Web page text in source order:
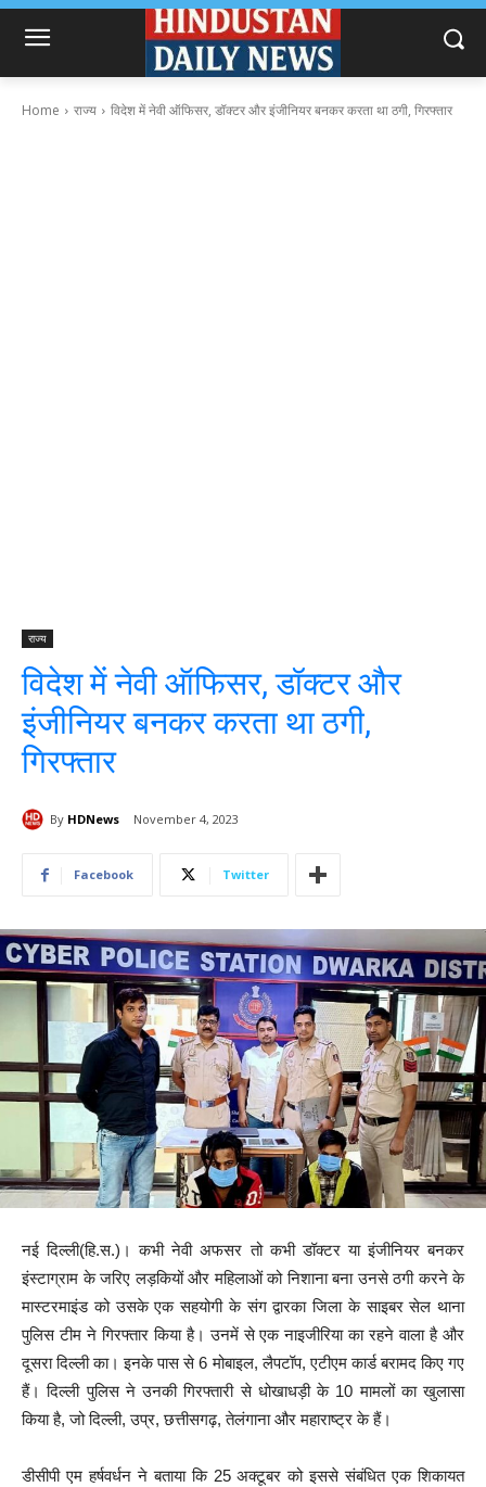
Home राज्य विदेश में नेवी ऑफिसर, डॉक्टर और इंजीनियर बनकर करता था ठगी, गिरफ्तार
राज्य
विदेश में नेवी ऑफिसर, डॉक्टर और
इंजीनियर बनकर करता था ठगी,
गिरफ्तार
By HDNews November 4, 2023
Facebook Twitter
नई दिल्ली(हि.स.)। कभी नेवी अफसर तो कभी डॉक्टर या इंजीनियर बनकर
इंस्टाग्राम के जरिए लड़कियों और महिलाओं को निशाना बना उनसे ठगी करने के
मास्टरमाइंड को उसके एक सहयोगी के संग द्वारका जिला के साइबर सेल थाना
पुलिस टीम ने गिरफ्तार किया है। उनमें से एक नाइजीरिया का रहने वाला है और
दूसरा दिल्ली का। इनके पास से 6 मोबाइल, लैपटॉप, एटीएम कार्ड बरामद किए गए
हैं। दिल्ली पुलिस ने उनकी गिरफ्तारी से धोखाधड़ी के 10 मामलों का खुलासा
किया है, जो दिल्ली, उप्र, छत्तीसगढ़, तेलंगाना और महाराष्ट्र के हैं।
डीसीपी एम हर्षवर्धन ने बताया कि 25 अक्टूबर को इससे संबंधित एक शिकायत